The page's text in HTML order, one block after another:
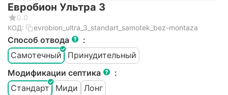
Евробион Ультра 3
0.0
КОД: evrobion_ultra_3_standart_samotek_bez-montaza
Способ отвода
:
Самотечный
Принудительный
Модификации септика
:
Стандарт
Миди
Лонг